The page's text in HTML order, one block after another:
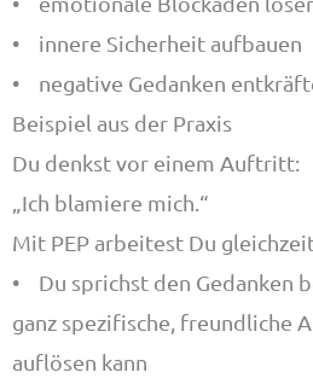
• innere Sicherheit aufbauen
• negative Gedanken
Beispiel aus der Praxis
Du denkst vor einem Auftritt:
„Ich blamiere mich.“
Mit PEP arbeitest Du
• Du sprichst den Gedanken
ganz spezifische, freundliche
auflösen kann